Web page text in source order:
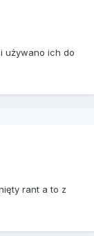
używano ich do
rant a to z